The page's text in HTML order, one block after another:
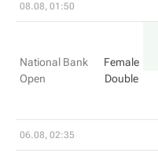
08.08, 01:50
National Bank
Open
Female
Double
06.08, 02:35